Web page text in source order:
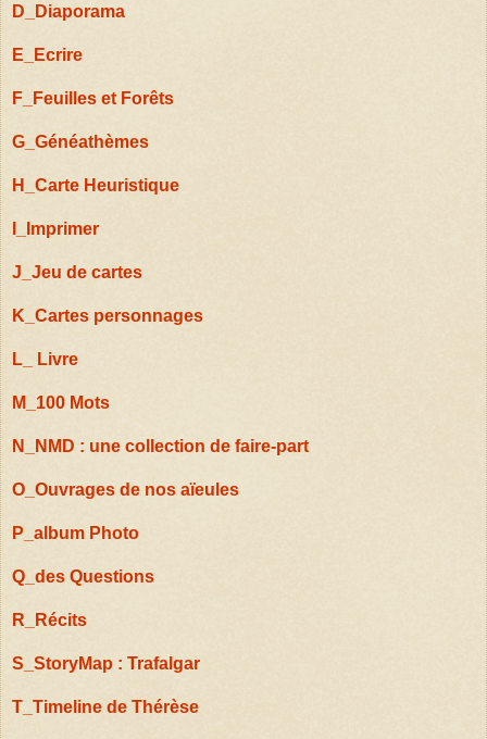
D_Diaporama
E_Ecrire
F_Feuilles et Forêts
G_Généathèmes
H_Carte Heuristique
I_Imprimer
J_Jeu de cartes
K_Cartes personnages
L_ Livre
M_100 Mots
N_NMD : une collection de faire-part
O_Ouvrages de nos aïeules
P_album Photo
Q_des Questions
R_Récits
S_StoryMap : Trafalgar
T_Timeline de Thérèse